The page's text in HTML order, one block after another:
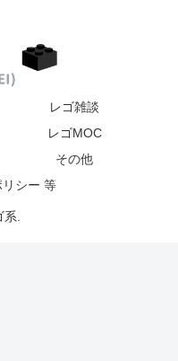
レゴ雑談
レゴMOC
その他
シー 等
系.